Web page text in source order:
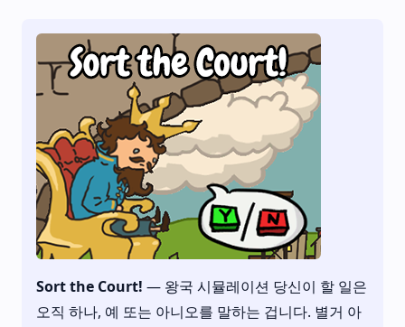
Sort the Court! — 왕국 시뮬레이션 당신이 할 일은
오직 하나, 예 또는 아니오를 말하는 겁니다. 별거 아